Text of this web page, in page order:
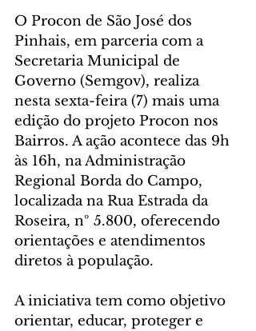
O Procon de São José dos
Pinhais, em parceria com a
Secretaria Municipal de
Governo (Semgov), realiza
nesta sexta-feira (7) mais uma
edição do projeto Procon nos
Bairros. A ação acontece das 9h
às 16h, na Administração
Regional Borda do Campo,
localizada na Rua Estrada da
Roseira, nº 5.800, oferecendo
orientações e atendimentos
diretos à população.
A iniciativa tem como objetivo
orientar, educar, proteger e